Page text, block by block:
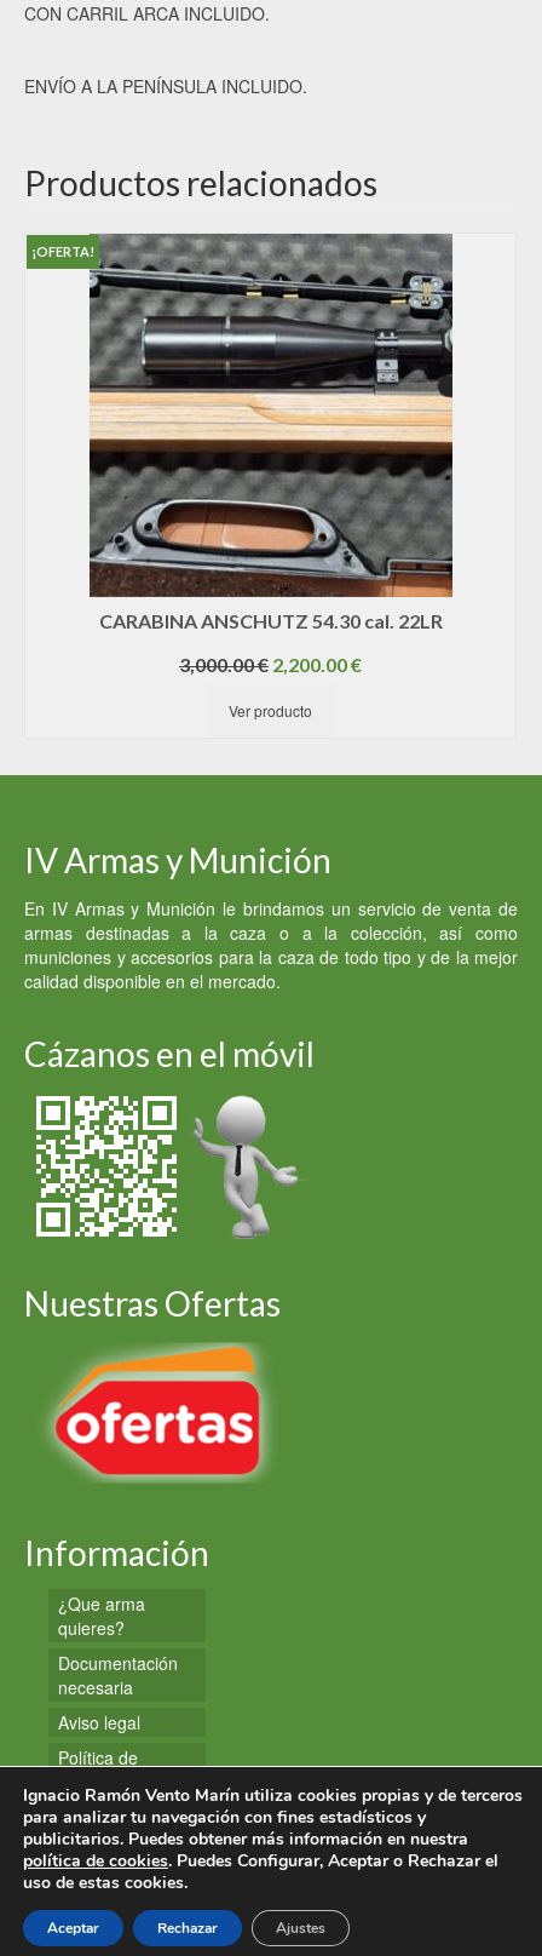
CON CARRIL ARCA INCLUIDO.
ENVÍO A LA PENÍNSULA INCLUIDO.
Productos relacionados
¡OFERTA!
CARABINA ANSCHUTZ 54.30 cal. 22LR
3,000.00€ El
original
2,200.00€El
Ver producto
IV Armas y Munición
En IV Armas y Munición le brindamos un servicio de venta de
armas destinadas a la caza o a la colección, así como
municiones y accesorios para la caza de todo tipo y de la mejor
calidad disponible en el mercado.
Cázanos en el móvil
Nuestras Ofertas
Información
¿Que arma
quieres?
Documentación
necesaria
Aviso legal
Política de
privacidad
Política de
cookies
Ignacio Ramón Vento Marín utiliza cookies propias y de terceros
para analizar tu navegación con fines estadísticos y
publicitarios. Puedes obtener más información en nuestra
política de cookies. Puedes Configurar, Aceptar o Rechazar el
uso de estas cookies.
Aceptar Rechazar Ajustes